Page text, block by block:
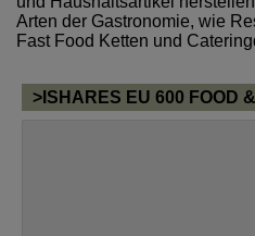
Arten der Gastronomie, wie
Fast Food Ketten und
>ISHARES EU 600 FOOD